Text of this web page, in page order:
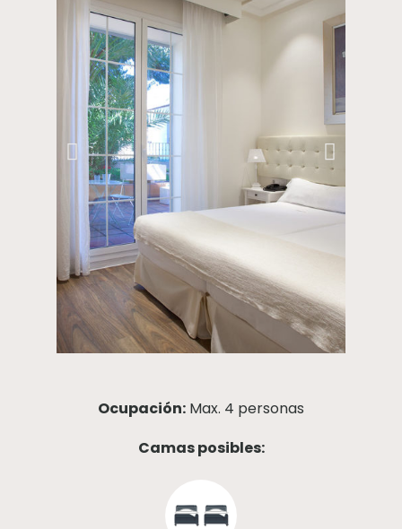
Ocupación: Max. 4 personas
Camas posibles: